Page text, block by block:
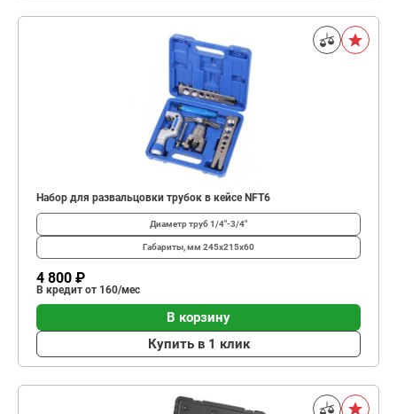
Набор для развальцовки трубок в кейсе NFT6
Диаметр труб1/4"-3/4"
Габариты, мм 245х215х60
4 800 ₽
В кредит от 160/мес
В корзину
Купить в 1 клик